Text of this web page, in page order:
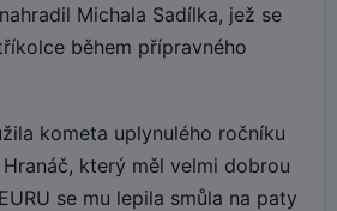
Michala Sadílka, jež se
během přípravného
kometa uplynulého ročníku
který měl velmi dobrou
se mu lepila smůla na paty